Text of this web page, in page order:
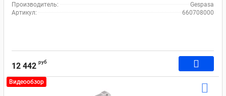
Производитель:
Gespasa
Артикул:
660708000
12 442 руб
Видеообзор